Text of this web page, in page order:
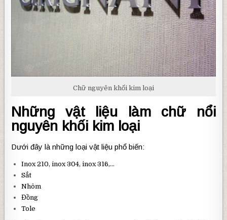
Chữ nguyên khối kim loại
Những vật liệu làm chữ nổi
nguyên khối kim loại
Dưới đây là những loại vật liệu phổ biến:
Inox 210, inox 304, inox 316,…
Sắt
Nhôm
Đồng
Tole